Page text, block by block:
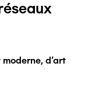
d'art